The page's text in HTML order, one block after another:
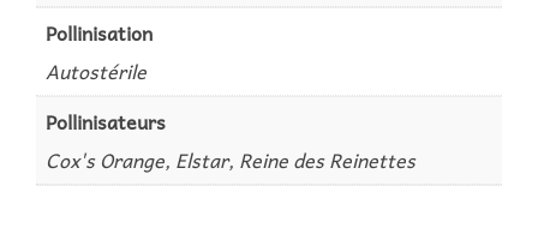
Pollinisation
Autostérile
Pollinisateurs
Cox's Orange, Elstar, Reine des Reinettes